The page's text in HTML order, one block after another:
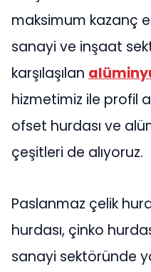
maksimum kazanç
sanayi ve inşaat
karşılaşılan
hizmetimiz ile profil
ofset hurdası ve
çeşitleri de alıyoruz.
Paslanmaz çelik
hurdası, çinko
sanayi sektöründe